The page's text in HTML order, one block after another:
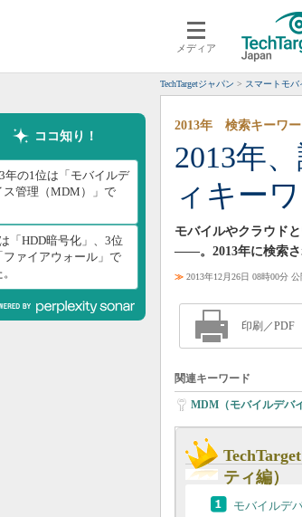
メディア
クラウド
スマートモバイル
ネットワーク
システム運用管理
TechTargetジャパン スマートモバ
ココ知り！
年の1位は「モバイルデ
ス管理（MDM）」で
「HDD暗号化」、3位
ファイアウォール」で
2013年
ィキー
2013年 検索キーワー
モバイルやクラウド
――。2013年に検索さ
≫ 2013年12月26日 08時00分 公
印刷／PDF
関連キーワード
MDM（モバイルデバ
ティ編）
モバイルデ